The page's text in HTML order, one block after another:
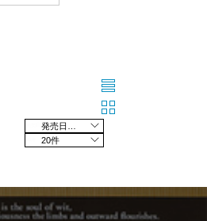
20件